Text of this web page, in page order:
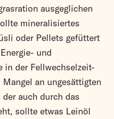
ausgeglichen
mineralisiertes
oder Pellets gefüttert
und
in der Fellwechselzeit-
an ungesättigten
auch durch das
sollte etwas Leinöl